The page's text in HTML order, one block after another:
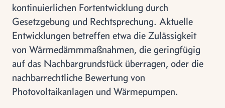
kontinuierlichen Fortentwicklung durch
Gesetzgebung und Rechtsprechung. Aktuelle
Entwicklungen betreffen etwa die Zulässigkeit
von Wärmedämmmaßnahmen, die geringfügig
auf das Nachbargrundstück überragen, oder die
nachbarrechtliche Bewertung von
Photovoltaikanlagen und Wärmepumpen.